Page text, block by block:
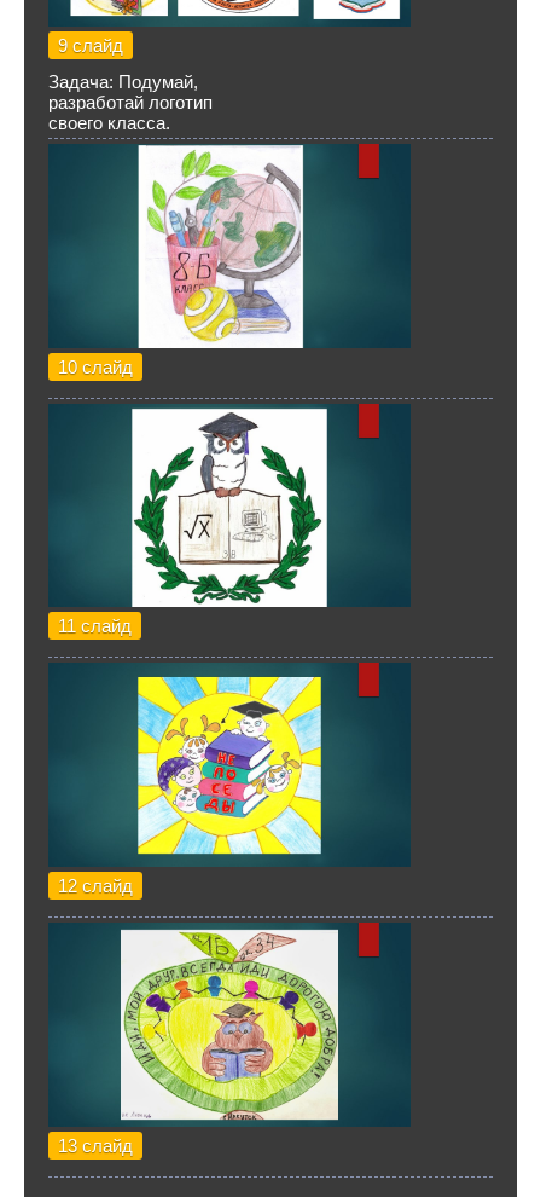
9 слайд
Задача: Подумай,
разработай логотип
своего класса.
10 слайд
11 слайд
12 слайд
13 слайд